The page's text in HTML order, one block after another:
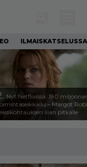
ILMAISKATSELUSSA
Nyt Netflixissä: 180
– Margot
liian pitkälle